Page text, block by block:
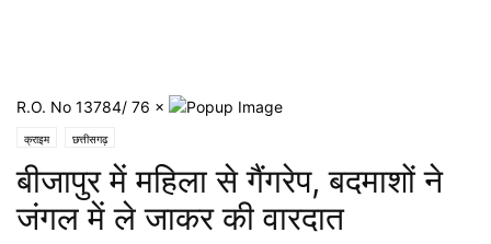
R.O. No 13784/ 76 ×
क्राइम छत्तीसगढ़
बीजापुर में महिला से गैंगरेप, बदमाशों ने
जंगल में ले जाकर की वारदात